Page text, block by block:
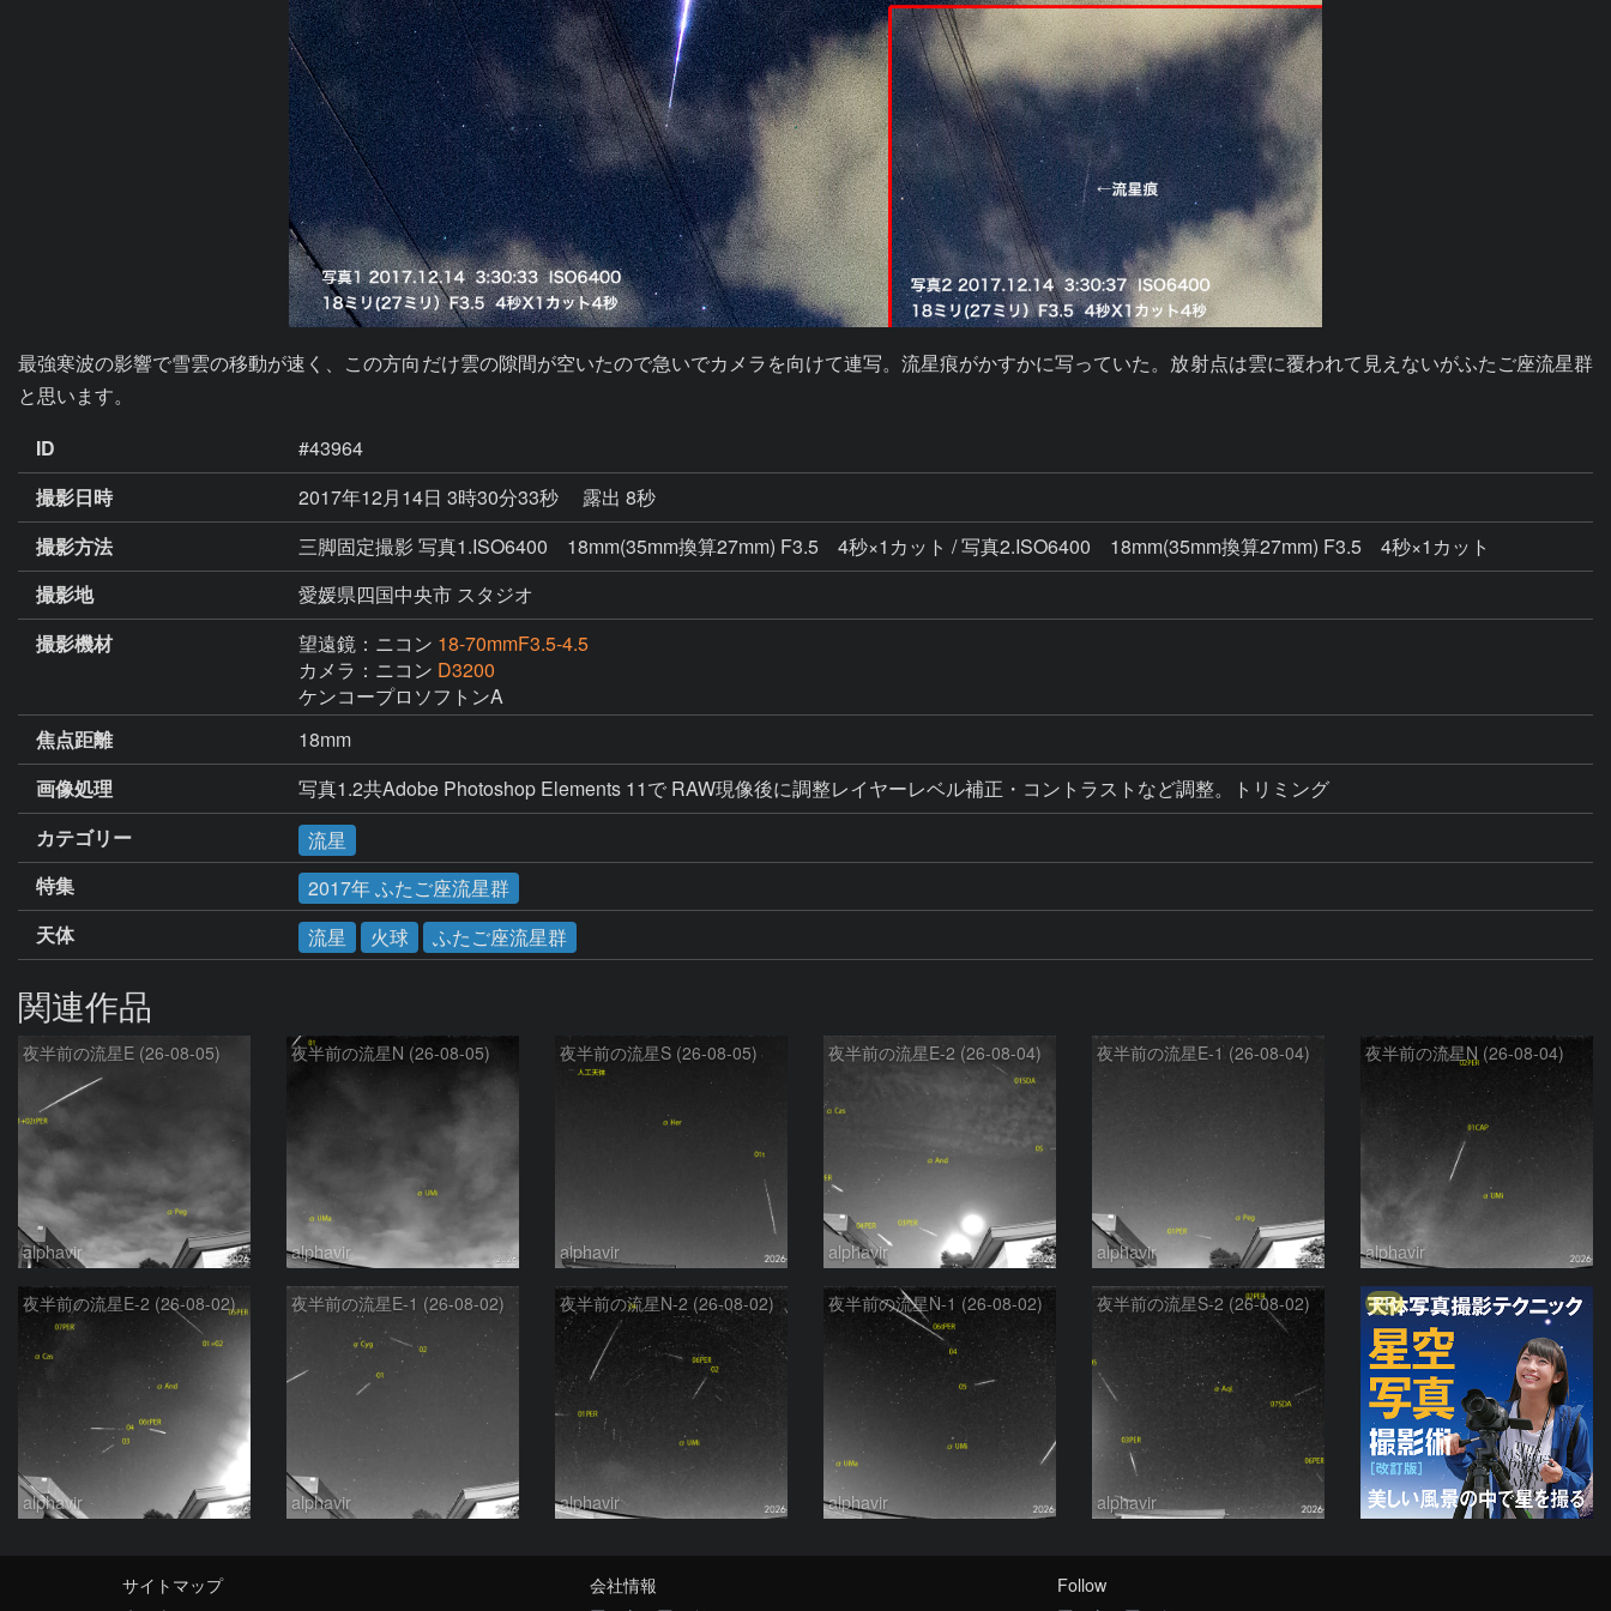
最強寒波の影響で雪雲の移動が速く、この方向だけ雲の隙間が空いたので急いでカメラを向けて連写。流星痕がかすかに写っていた。放射点は雲に覆われて見えないがふたご座流星群
と思います。
ID
#43964
撮影日時
2017年12月14日 3時30分33秒
露出 8秒
撮影方法
三脚固定撮影 写真1.ISO6400 18mm(35mm換算27mm) F3.5 4秒×1カット / 写真2.ISO6400 18mm(35mm換算27mm) F3.5 4秒×1カット
撮影地
愛媛県四国中央市 スタジオ
撮影機材
望遠鏡：ニコン 18-70mmF3.5-4.5
カメラ：ニコン D3200
ケンコープロソフトンA
焦点距離
18mm
画像処理
写真1.2共Adobe Photoshop Elements 11で RAW現像後に調整レイヤーレベル補正・コントラストなど調整。トリミング
カテゴリー
流星
特集
2017年 ふたご座流星群
天体
流星 火球 ふたご座流星群
関連作品
夜半前の流星E (26-08-05)
alphavir
夜半前の流星N (26-08-05)
alphavir
夜半前の流星S (26-08-05)
alphavir
夜半前の流星E-2 (26-08-04)
alphavir
夜半前の流星E-1 (26-08-04)
alphavir
夜半前の流星N (26-08-04)
alphavir
夜半前の流星E-2 (26-08-02)
alphavir
夜半前の流星E-1 (26-08-02)
alphavir
夜半前の流星N-2 (26-08-02)
alphavir
夜半前の流星N-1 (26-08-02)
alphavir
夜半前の流星S-2 (26-08-02)
alphavir
PR
サイトマップ
会社情報
Follow